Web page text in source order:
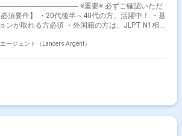
※重要※ 必ずご確認いただ
ンが取れる方必須 ・外国籍の方は、JLPT N1相当
実務経験3年以上必須 ---------------------------------------------
る国内最大手エネルギー事業者のコンタクトセン
して、QuicksightやGrafanaで可視化できるサー
ージェント（Lancers Argent）